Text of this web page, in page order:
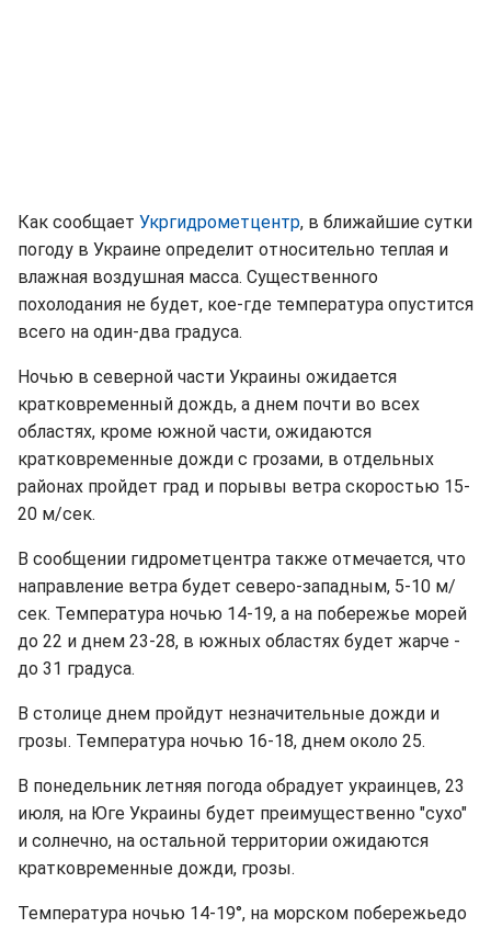
Как сообщает Укргидрометцентр, в ближайшие сутки
погоду в Украине определит относительно теплая и
влажная воздушная масса. Существенного
похолодания не будет, кое-где температура опустится
всего на один-два градуса.
Ночью в северной части Украины ожидается
кратковременный дождь, а днем почти во всех
областях, кроме южной части, ожидаются
кратковременные дожди с грозами, в отдельных
районах пройдет град и порывы ветра скоростью 15-
20 м/сек.
В сообщении гидрометцентра также отмечается, что
направление ветра будет северо-западным, 5-10 м/
сек. Температура ночью 14-19, а на побережье морей
до 22 и днем 23-28, в южных областях будет жарче -
до 31 градуса.
В столице днем пройдут незначительные дожди и
грозы. Температура ночью 16-18, днем около 25.
В понедельник летняя погода обрадует украинцев, 23
июля, на Юге Украины будет преимущественно "сухо"
и солнечно, на остальной территории ожидаются
кратковременные дожди, грозы.
Температура ночью 14-19°, на морском побережьедо